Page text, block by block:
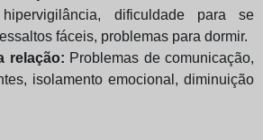
hipervigilância, dificuldade para se
fáceis, problemas para dormir.
relação: Problemas de comunicação,
isolamento emocional, diminuição